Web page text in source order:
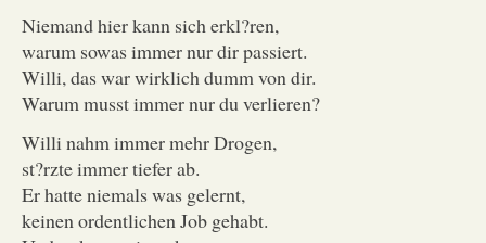
Niemand hier kann sich erkl?ren,
warum sowas immer nur dir passiert.
Willi, das war wirklich dumm von dir.
Warum musst immer nur du verlieren?
Willi nahm immer mehr Drogen,
st?rzte immer tiefer ab.
Er hatte niemals was gelernt,
keinen ordentlichen Job gehabt.